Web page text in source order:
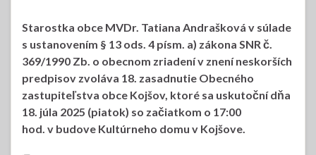
Starostka obce MVDr. Tatiana Andrašková v súlade
s ustanovením § 13 ods. 4 písm. a) zákona SNR č.
369/1990 Zb. o obecnom zriadení v znení neskorších
predpisov zvoláva 18. zasadnutie Obecného
zastupiteľstva obce Kojšov, ktoré sa uskutoční dňa
18. júla 2025 (piatok) so začiatkom o 17:00
hod. v budove Kultúrneho domu v Kojšove.